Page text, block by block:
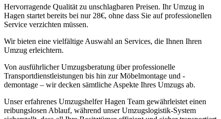
Hervorragende Qualität zu unschlagbaren Preisen. Ihr Umzug in
Hagen startet bereits bei nur 28€, ohne dass Sie auf professionellen
Service verzichten müssen.
Wir bieten eine vielfältige Auswahl an Services, die Ihnen Ihren
Umzug erleichtern.
Von ausführlicher Umzugsberatung über professionelle
Transportdienstleistungen bis hin zur Möbelmontage und -
demontage – wir decken sämtliche Aspekte Ihres Umzugs ab.
Unser erfahrenes Umzugshelfer Hagen Team gewährleistet einen
reibungslosen Ablauf, während unser Umzugslogistik-System